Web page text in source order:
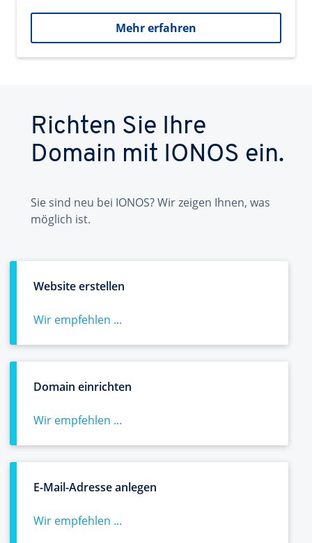
Mehr erfahren
Richten Sie Ihre
Domain mit IONOS ein.
Sie sind neu bei IONOS? Wir zeigen Ihnen, was
möglich ist.
Website erstellen
Wir empfehlen ...
Domain einrichten
Wir empfehlen ...
E-Mail-Adresse anlegen
Wir empfehlen ...